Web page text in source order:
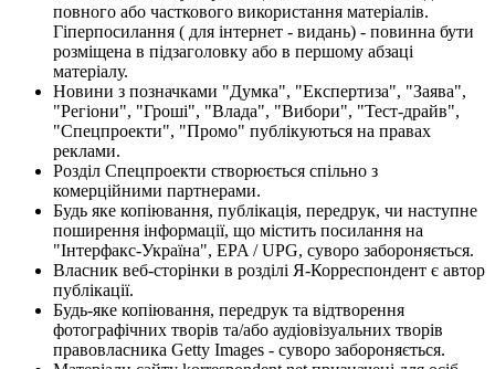
повного або часткового використання матеріалів.
Гіперпосилання ( для інтернет - видань) - повинна бути
розміщена в підзаголовку або в першому абзаці
матеріалу.
Новини з позначками "Думка", "Експертиза", "Заява",
"Регіони", "Гроші", "Влада", "Вибори", "Тест-драйв",
"Спецпроекти", "Промо" публікуються на правах
реклами.
Розділ Спецпроекти створюється спільно з
комерційними партнерами.
Будь яке копіювання, публікація, передрук, чи наступне
поширення інформації, що містить посилання на
"Інтерфакс-Україна", EPA / UPG, суворо забороняється.
Власник веб-сторінки в розділі Я-Корреспондент є автор
публікації.
Будь-яке копіювання, передрук та відтворення
фотографічних творів та/або аудіовізуальних творів
правовласника Getty Images - суворо забороняється.